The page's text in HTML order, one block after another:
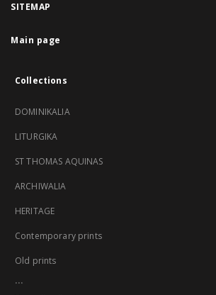
SITEMAP
Main page
Collections
DOMINIKALIA
LITURGIKA
ST THOMAS AQUINAS
ARCHIWALIA
HERITAGE
Contemporary prints
Old prints
...